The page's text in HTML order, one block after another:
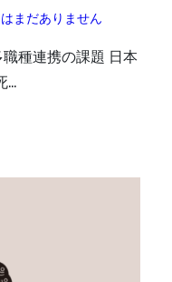
まだありません
…